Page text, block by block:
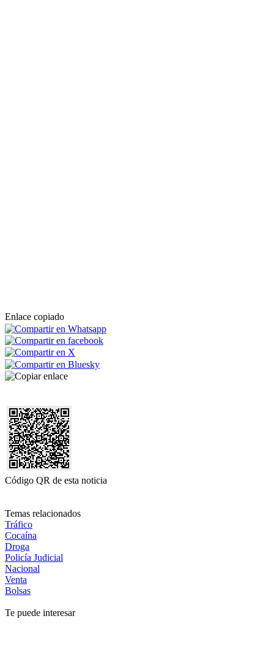
Enlace copiado
Código QR de esta noticia
Temas relacionados
Tráfico
Cocaína
Droga
Policía Judicial
Nacional
Venta
Bolsas
Te puede interesar